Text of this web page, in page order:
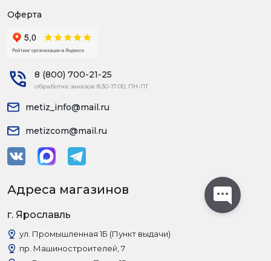
Оферта
8 (800) 700-21-25
обработка заказов 8:30-17:00, ПН-ПТ
metiz_info@mail.ru
metizcom@mail.ru
Адреса магазинов
г. Ярославль
ул. Промышленная 1Б (Пункт выдачи)
пр. Машиностроителей, 7